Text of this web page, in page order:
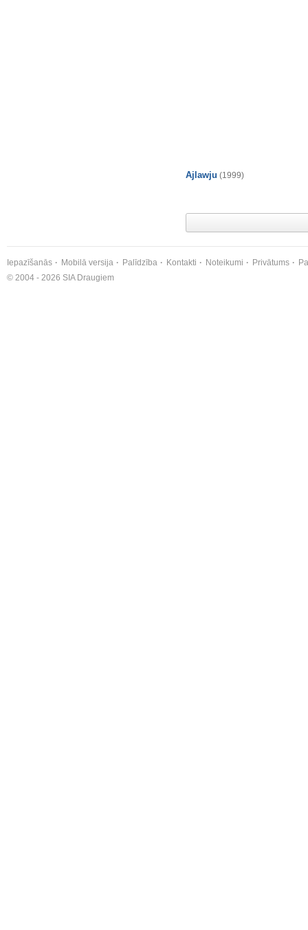
Ajlawju (1999)
Iepazīšanās Mobilā versija Palīdzība Kontakti Noteikumi Privātums
© 2004 - 2026 SIA Draugiem